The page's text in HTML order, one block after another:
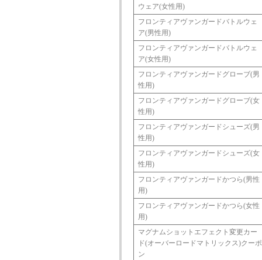
ウェア(女性用)
フロンティアヴァンガードバトルウェ
ア(男性用)
フロンティアヴァンガードバトルウェ
ア(女性用)
フロンティアヴァンガードグローブ(男
性用)
フロンティアヴァンガードグローブ(女
性用)
フロンティアヴァンガードシューズ(男
性用)
フロンティアヴァンガードシューズ(女
性用)
フロンティアヴァンガードかつら(男性
用)
フロンティアヴァンガードかつら(女性
用)
マグナムショットエフェクト変更カー
ド(オーバーロードマトリックス)クーポ
ン